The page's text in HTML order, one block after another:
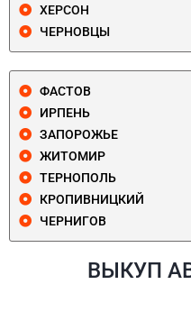
ХЕРСОН
ЧЕРНОВЦЫ
ФАСТОВ
ИРПЕНЬ
ЗАПОРОЖЬЕ
ЖИТОМИР
ТЕРНОПОЛЬ
КРОПИВНИЦКИЙ
ЧЕРНИГОВ
ВЫКУП